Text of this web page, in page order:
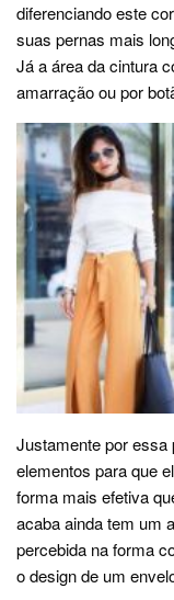
diferenciando este
suas pernas mais
Já a área da cintura
amarração ou por
Justamente por essa
elementos para que
forma mais efetiva
acaba ainda tem um
percebida na forma
o design de um